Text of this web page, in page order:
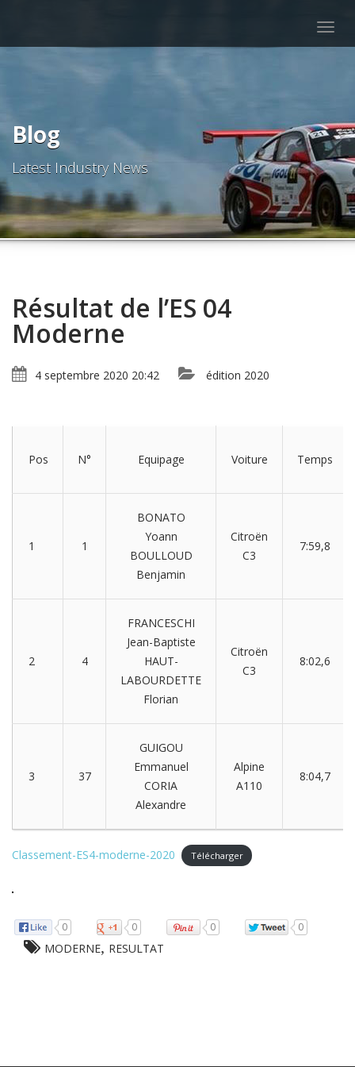
Blog
Latest Industry News
Résultat de l’ES 04
Moderne
4 septembre 2020 20:42 édition 2020
Pos N° Equipage Voiture Temps
1 1
BONATO
Yoann
BOULLOUD
Benjamin
Citroën
C3
7:59,8
2 4
FRANCESCHI
Jean-Baptiste
HAUT-
LABOURDETTE
Florian
Citroën
C3
8:02,6
3 37
GUIGOU
Emmanuel
CORIA
Alexandre
Alpine
A110
8:04,7
Classement-ES4-moderne-2020 Télécharger
0 0 0 0
MODERNE, RESULTAT